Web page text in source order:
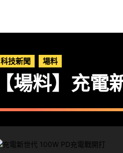
科技新聞 場料
【場料】充